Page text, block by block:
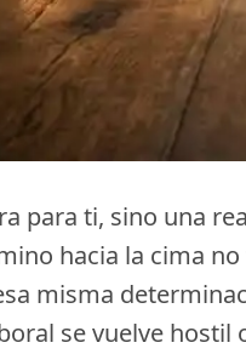
para ti, sino una
hacia la cima
misma
se vuelve hostil